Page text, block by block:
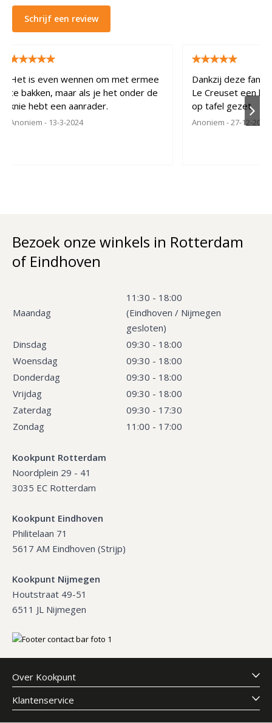
Schrijf een review
Het is even wennen om met ermee
te bakken, maar als je het onder de
knie hebt een aanrader.
Anoniem - 13-3-2024
Dankzij deze
Le Creuset een
op tafel gezet.
Anoniem- 27-12-2023
Bezoek onze winkels in Rotterdam
of Eindhoven
Maandag
11:30 - 18:00
(Eindhoven / Nijmegen
gesloten)
Dinsdag
09:30 - 18:00
Woensdag
09:30 - 18:00
Donderdag
09:30 - 18:00
Vrijdag
09:30 - 18:00
Zaterdag
09:30 - 17:30
Zondag
11:00 - 17:00
Kookpunt Rotterdam
Noordplein 29 - 41
3035 EC Rotterdam
Kookpunt Eindhoven
Philitelaan 71
5617 AM Eindhoven (Strijp)
Kookpunt Nijmegen
Houtstraat 49-51
6511 JL Nijmegen
Over Kookpunt
Klantenservice